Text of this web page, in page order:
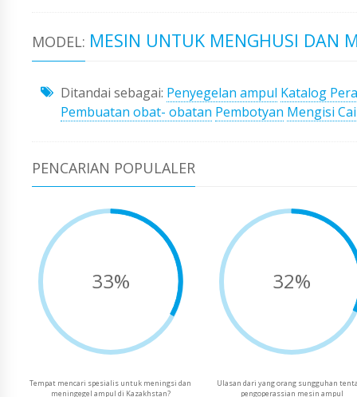
MODEL: MESIN UNTUK MENGHUSI DAN
Ditandai sebagai: Penyegelan ampul Katalog
Pembuatan obat- obatan Pembotyan Mengisi
PENCARIAN POPULALER
33%
Tempat mencari spesialis untuk meningsi dan
meningegel ampul di Kazakhstan?
32%
Ulasan dari yang orang sungguhan
pengoperassian mesin ampul